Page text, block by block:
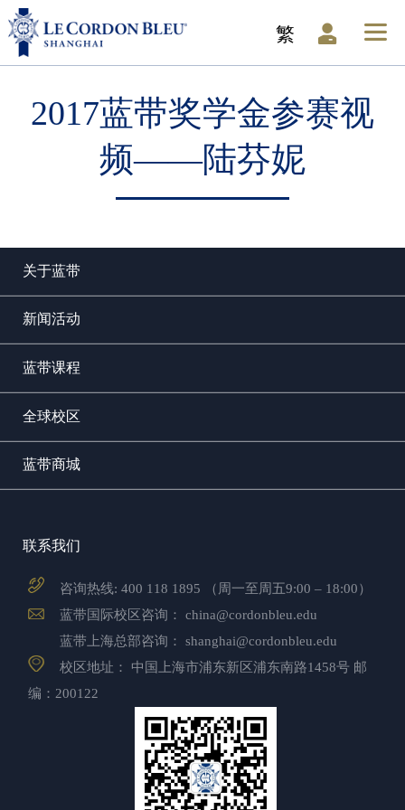
繁
2017蓝带奖学金参赛视
频——陆芬妮
关于蓝带
新闻活动
蓝带课程
全球校区
蓝带商城
联系我们
咨询热线: 400 118 1895 （周一至周五9:00 – 18:00）
蓝带国际校区咨询： china@cordonbleu.edu
蓝带上海总部咨询： shanghai@cordonbleu.edu
校区地址： 中国上海市浦东新区浦东南路1458号 邮
编：200122